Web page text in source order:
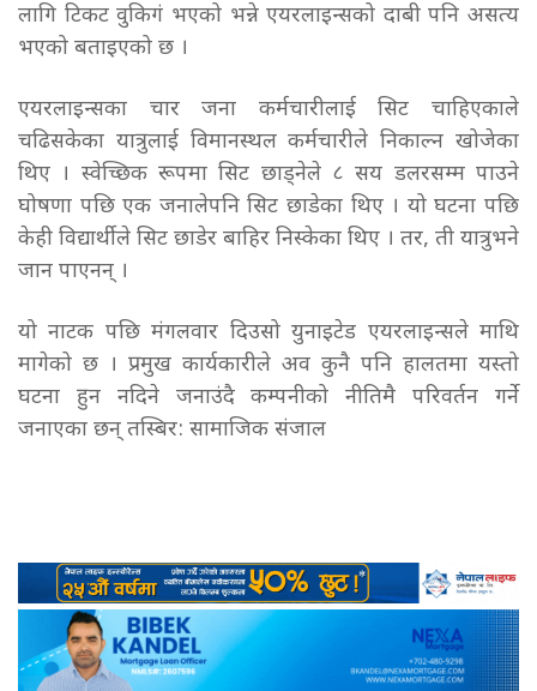
लागि टिकट वुकिगं भएको भन्ने एयरलाइन्सको दाबी पनि असत्य
भएको बताइएको छ ।
एयरलाइन्सका चार जना कर्मचारीलाई सिट चाहिएकाले
चढिसकेका यात्रुलाई विमानस्थल कर्मचारीले निकाल्न खोजेका
थिए । स्वेच्छिक रूपमा सिट छाड्नेले ८ सय डलरसम्म पाउने
घोषणा पछि एक जनालेपनि सिट छाडेका थिए । यो घटना पछि
केही विद्यार्थीले सिट छाडेर बाहिर निस्केका थिए । तर, ती यात्रुभने
जान पाएनन् ।
यो नाटक पछि मंगलवार दिउसो युनाइटेड एयरलाइन्सले माथि
मागेको छ । प्रमुख कार्यकारीले अव कुनै पनि हालतमा यस्तो
घटना हुन नदिने जनाउंदै कम्पनीको नीतिमै परिवर्तन गर्ने
जनाएका छन्तस्बिर: सामाजिक संजाल